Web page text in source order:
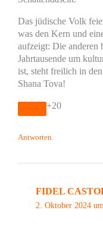
Das jüdische Volk
was den Kern und
aufzeigt: Die anderen
Jahrtausende um
ist, steht freilich in
Shana Tova!
+20
Antworten
FIDEL
2. Oktober 2024